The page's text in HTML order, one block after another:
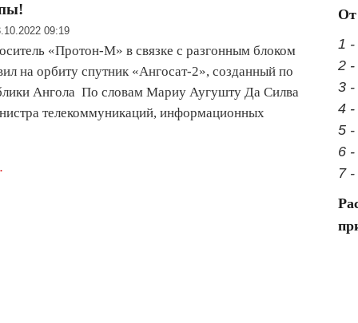
09:19
«Протон-М» в связке с разгонным блоком
на орбиту спутник «Ангосат-2», созданный по
Ангола По словам Мариу Аугушту Да Силва
телекоммуникаций, информационных
От
1 -
2 -
3 -
4
5
6
7